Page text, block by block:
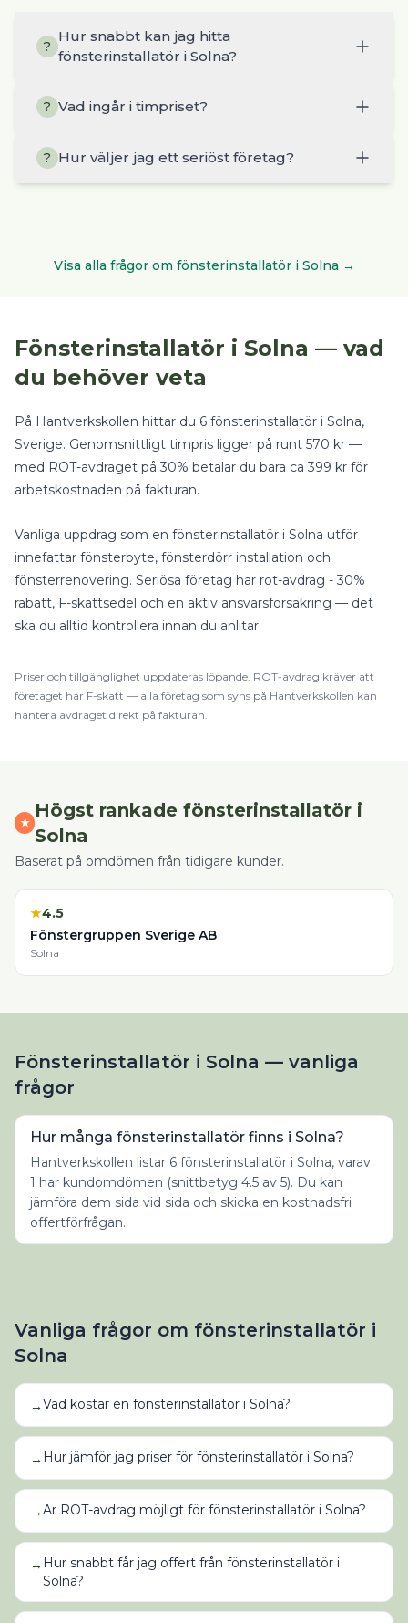
?
Hur snabbt kan jag hitta
fönsterinstallatör i Solna?
? Vad ingår i timpriset?
? Hur väljer jag ett seriöst företag?
Visa alla frågor om fönsterinstallatöri Solna →
Fönsterinstallatör i Solna — vad
du behöver veta
På Hantverkskollen hittar du 6 fönsterinstallatör i Solna,
Sverige. Genomsnittligt timpris ligger på runt 570 kr —
med ROT-avdraget på 30% betalar du bara ca 399 kr för
arbetskostnaden på fakturan.
Vanliga uppdrag som en fönsterinstallatör i Solna utför
innefattar fönsterbyte, fönsterdörr installation och
fönsterrenovering. Seriösa företag har rot-avdrag - 30%
rabatt, F-skattsedel och en aktiv ansvarsförsäkring — det
ska du alltid kontrollera innan du anlitar.
Priser och tillgänglighet uppdateras löpande. ROT-avdrag kräver att
företaget har F-skatt — alla företag som syns på Hantverkskollen kan
hantera avdraget direkt på fakturan.
★
Högst rankadefönsterinstallatör i
Solna
Baserat på omdömen från tidigare kunder.
★4.5
Fönstergruppen Sverige AB
Solna
Fönsterinstallatör i Solna — vanliga
frågor
Hur många fönsterinstallatör finns i Solna?
Hantverkskollen listar 6 fönsterinstallatör i Solna, varav
1 har kundomdömen (snittbetyg 4.5 av 5). Du kan
jämföra dem sida vid sida och skicka en kostnadsfri
offertförfrågan.
Vanliga frågor om fönsterinstallatör i
Solna
→Vad kostar en fönsterinstallatör i Solna?
→ Hur jämför jag priser för fönsterinstallatör i Solna?
→Är ROT-avdrag möjligt för fönsterinstallatör i Solna?
→ Hur snabbt får jag offert från fönsterinstallatör i
Solna?